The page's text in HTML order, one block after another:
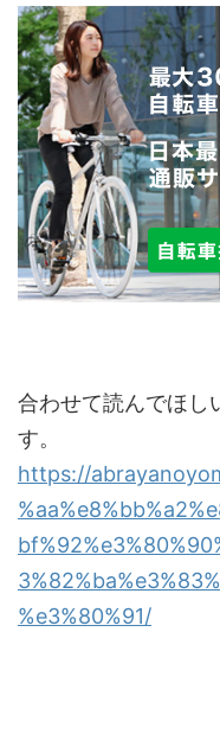
合わせて読んでほし
す。
https://
%e3%80%91/